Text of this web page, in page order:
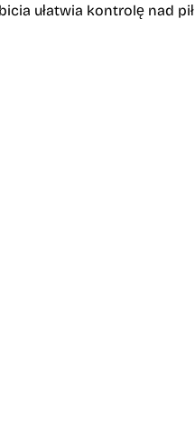
ułatwia kontrolę nad